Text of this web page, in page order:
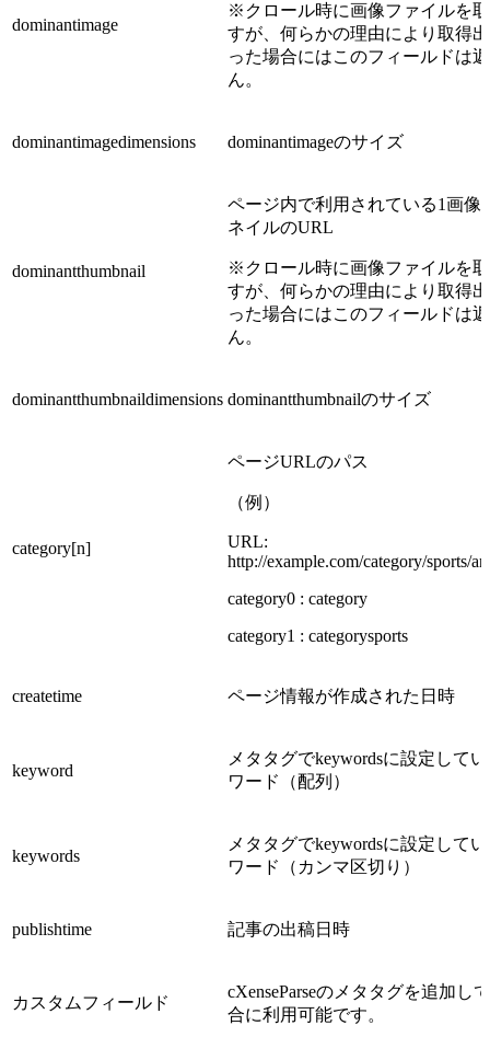
dominantimage
※クロール時に画像ファイルを
すが、何らかの理由により取得
った場合にはこのフィールドは
ん。
dominantimagedimensions dominantimageのサイズ
dominantthumbnail
ページ内で利用されている1画像
ネイルのURL
※クロール時に画像ファイルを
すが、何らかの理由により取得
った場合にはこのフィールドは
ん。
dominantthumbnaildimensions dominantthumbnailのサイズ
category[n]
ページURLのパス
（例）
URL:
http://example.com/category/sports/
category0 : category
category1 : categorysports
createtime ページ情報が作成された日時
keyword
メタタグでkeywordsに設定して
ワード（配列）
keywords
メタタグでkeywordsに設定して
ワード（カンマ区切り）
publishtime 記事の出稿日時
カスタムフィールド
cXenseParseのメタタグを追加し
合に利用可能です。